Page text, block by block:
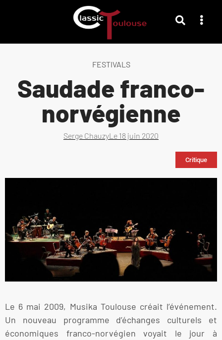
FESTIVALS
Saudade franco-
norvégienne
Serge ChauzyLe 18 juin 2020
Critique
Le 6 mai 2009, Musika Toulouse créait l’événement.
Un nouveau programme d’échanges culturels et
économiques franco-norvégien voyait le jour à